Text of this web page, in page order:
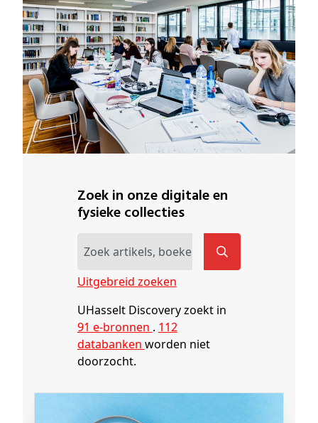
Zoek in onze digitale en
fysieke collecties
Uitgebreid zoeken
UHasselt Discovery zoekt in
91 e-bronnen . 112
databanken worden niet
doorzocht.